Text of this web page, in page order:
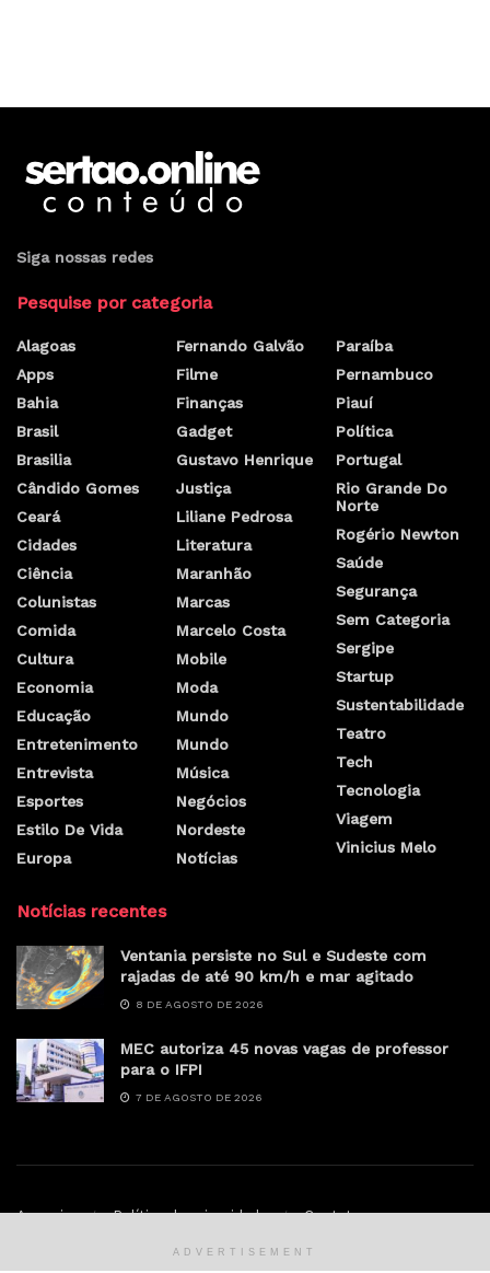
Siga nossas redes
Pesquise por categoria
Alagoas
Apps
Bahia
Brasil
Brasilia
Cândido Gomes
Ceará
Cidades
Ciência
Colunistas
Comida
Cultura
Economia
Educação
Entretenimento
Entrevista
Esportes
Estilo De Vida
Europa
Fernando Galvão
Filme
Finanças
Gadget
Gustavo Henrique
Justiça
Liliane Pedrosa
Literatura
Maranhão
Marcas
Marcelo Costa
Mobile
Moda
Mundo
Mundo
Música
Negócios
Nordeste
Notícias
Paraíba
Pernambuco
Piauí
Política
Portugal
Rio Grande Do
Norte
Rogério Newton
Saúde
Segurança
Sem Categoria
Sergipe
Startup
Sustentabilidade
Teatro
Tech
Tecnologia
Viagem
Vinicius Melo
Notícias recentes
Ventania persiste no Sul e Sudeste com
rajadas de até 90 km/h e mar agitado
8 DE AGOSTO DE 2026
MEC autoriza 45 novas vagas de professor
para o IFPI
7 DE AGOSTO DE 2026
Anunciar Política de privacidade Contato
ADVERTISEMENT